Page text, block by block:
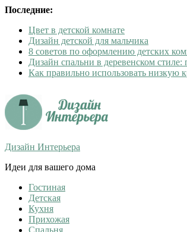
Последние:
Цвет в детской комнате
Дизайн детской для мальчика
8 советов по оформлению детских
Дизайн спальни в деревенском стиле:
Как правильно использовать низкую
Дизайн Интерьера
Идеи для вашего дома
Гостиная
Детская
Кухня
Прихожая
Спальня